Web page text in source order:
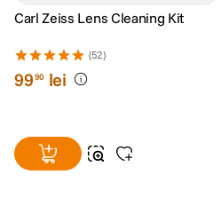
Carl Zeiss Lens Cleaning Kit
(52)
9990 lei